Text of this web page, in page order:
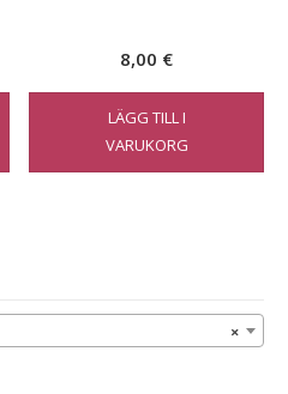
8,00 €
LÄGG TILL I
VARUKORG
×